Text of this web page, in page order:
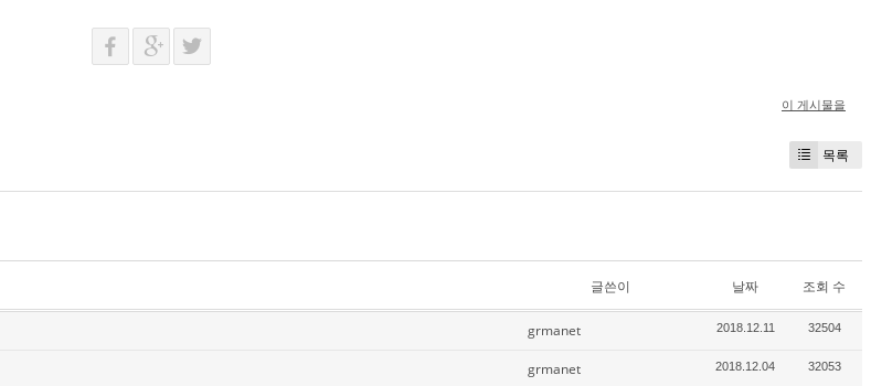
이 게시물을
목록
글쓴이 날짜 조회 수
grmanet 2018.12.11 32504
grmanet 2018.12.04 32053